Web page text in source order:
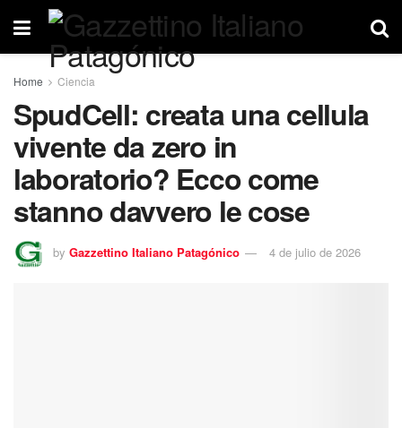
Home Ciencia
SpudCell: creata una cellula
vivente da zero in
laboratorio? Ecco come
stanno davvero le cose
by Gazzettino Italiano Patagónico 4 de julio de 2026